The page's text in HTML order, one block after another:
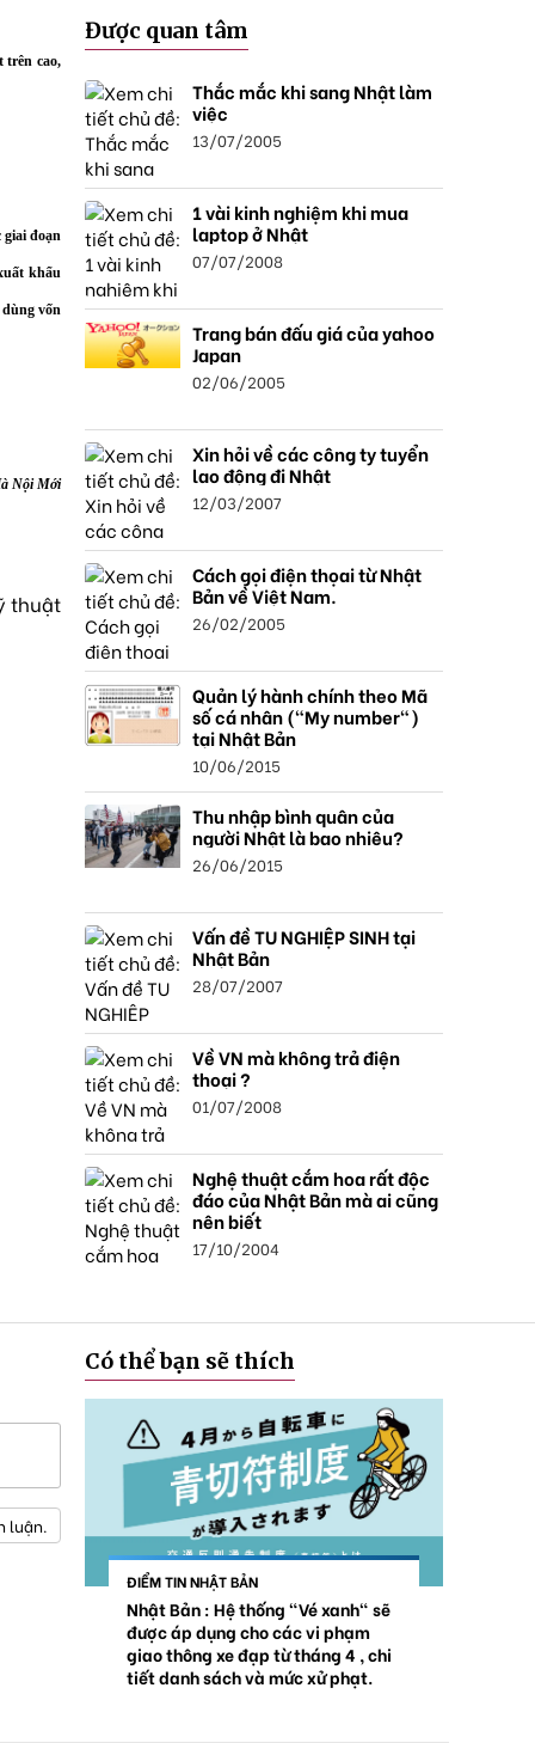
trên cao,
giai đoạn
khẩu
vốn
Nội Mới
thuật
Được quan tâm
Thắc mắc khi sang Nhật làm
việc
13/07/2005
1 vài kinh nghiệm khi mua
laptop ở Nhật
07/07/2008
Trang bán đấu giá của yahoo
Japan
02/06/2005
Xin hỏi về các công ty tuyển
lao động đi Nhật
12/03/2007
Cách gọi điện thọai từ Nhật
Bản về Việt Nam.
26/02/2005
Quản lý hành chính theo Mã
số cá nhân ("My number")
tại Nhật Bản
10/06/2015
Thu nhập bình quân của
người Nhật là bao nhiêu?
26/06/2015
Vấn đề TU NGHIỆP SINH tại
Nhật Bản
28/07/2007
Về VN mà không trả điện
thoại ?
01/07/2008
Nghệ thuật cắm hoa rất độc
đáo của Nhật Bản mà ai cũng
nên biết
17/10/2004
luận.
Có thể bạn sẽ thích
ĐIỂM TIN NHẬT BẢN
Nhật Bản : Hệ thống "Vé xanh" sẽ
được áp dụng cho các vi phạm
giao thông xe đạp từ tháng 4 , chi
tiết danh sách và mức xử phạt.